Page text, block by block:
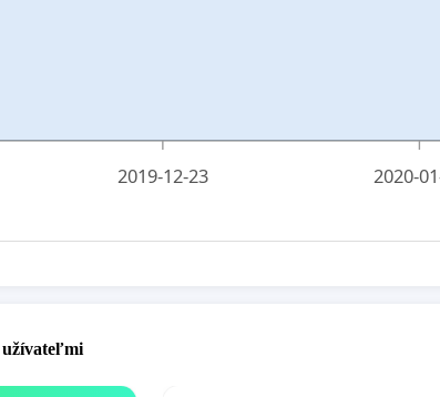
2019-12-23 2020-
užívateľmi